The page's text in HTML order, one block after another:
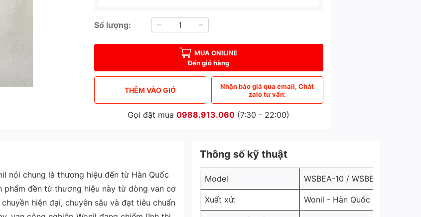
Số lượng:
MUA ONILINE
Đến giỏ hàng
THÊM VÀO GIỎ
Nhận báo giá qua email, Chát
zalo tư vấn:
Gọi đặt mua0988.913.060 (7:30 - 22:00)
nói chung là thương hiệu đến từ Hàn Quốc
phẩm đền từ thương hiệu này từ dòng van cơ
hiện đại, chuyên sâu và đạt tiêu chuẩn
Thông số kỹ thuật
Model WSBEA-10 / WSBEA-20
Xuất xứ: Wonil - Hàn Quốc